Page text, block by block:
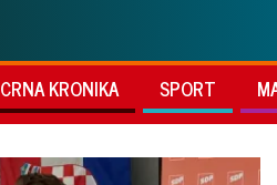
CRNA KRONIKA SPORT